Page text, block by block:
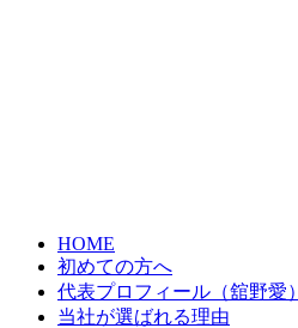
HOME
初めての方へ
代表プロフィール（舘野愛）
当社が選ばれる理由